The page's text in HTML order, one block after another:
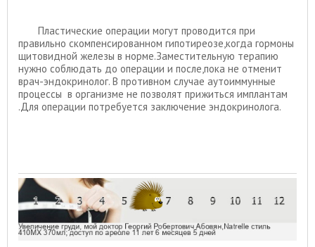
Пластические операции могут проводится при
правильно скомпенсированном гипотиреозе,когда гормоны
щитовидной железы в норме.Заместительную терапию
нужно соблюдать до операции и после,пока не отменит
врач-эндокринолог. В противном случае аутоиммунные
процессы в организме не позволят прижиться имплантам
.Для операции потребуется заключение эндокринолога.